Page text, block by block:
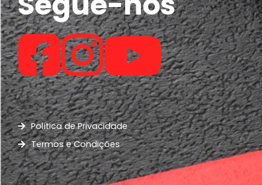
Política de Privacidade
Termos e Condições